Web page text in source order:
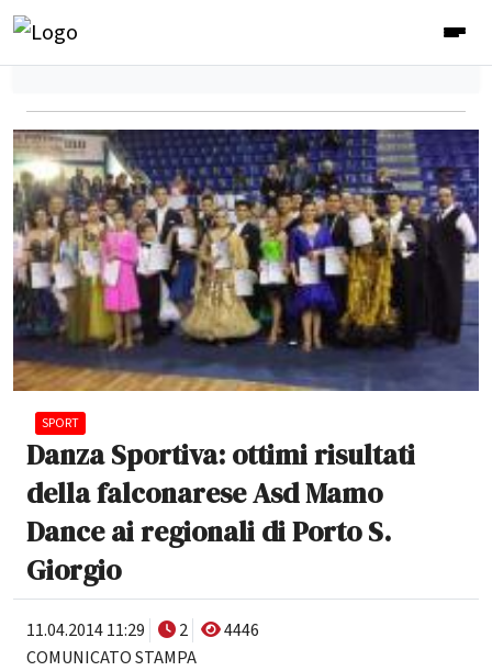
SPORT
Danza Sportiva: ottimi risultati
della falconarese Asd Mamo
Dance ai regionali di Porto S.
Giorgio
11.04.2014 11:29 2
4446
COMUNICATO STAMPA